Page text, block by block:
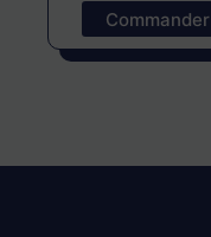
Commander